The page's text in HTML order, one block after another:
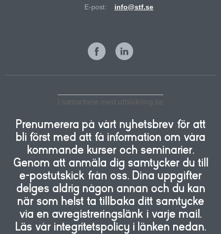
E-post:
info@stf.se
I samarbete med utbildning.se
Prenumerera på vårt nyhetsbrev för att
bli först med att få information om våra
kommande kurser och seminarier.
Genom att anmäla dig samtycker du till
e-postutskick från oss. Dina uppgifter
delges aldrig någon annan och du kan
när som helst ta tillbaka ditt samtycke
via en avregistreringslänk i varje mail.
Läs vår integritetspolicy i länken nedan.